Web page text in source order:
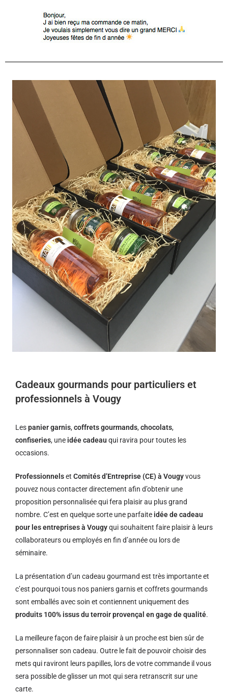
Cadeaux gourmands pour particuliers et
professionnels à Vougy
Lespanier garnis,coffrets gourmands,chocolats,
confiseries, une idée cadeau qui ravira pour toutes les
occasions.
Professionnelset Comités d’Entreprise (CE) à Vougyvous
pouvez nous contacter directement afin d’obtenir une
proposition personnalisée qui fera plaisir au plus grand
nombre. C’est en quelque sorte une parfaite idée de cadeau
pour les entreprises à Vougyqui souhaitent faire plaisir à leurs
collaborateurs ou employés en fin d’année ou lors de
séminaire.
La présentation d’un cadeau gourmand est très importante et
c’est pourquoi tous nos paniers garnis et coffrets gourmands
sont emballés avec soin et contiennent uniquement des
produits 100% issus du terroir provençal en gage de qualité.
La meilleure façon de faire plaisir à un proche est bien sûr de
personnaliser son cadeau. Outre le fait de pouvoir choisir des
mets qui raviront leurs papilles, lors de votre commande il vous
sera possible de glisser un mot qui sera retranscrit sur une
carte.